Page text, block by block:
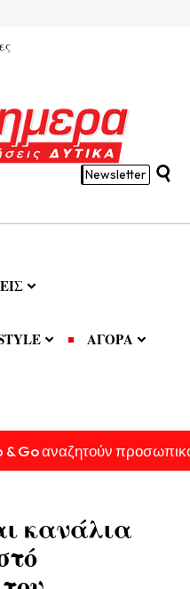
Newsletter
ΑΓΟΡΑ
& Go αναζητούν
κανάλια